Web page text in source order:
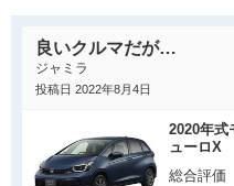
大容量の荷室の使い勝手が良
する際大変助かっています。
部座席もちょっとしたゆとり
トもデザイン・質ともに気に
くれます。車内が静かで、快
良いクルマだが…
ジャミラ
投稿日 2022年8月4日
2020年
ューロX
総合評価